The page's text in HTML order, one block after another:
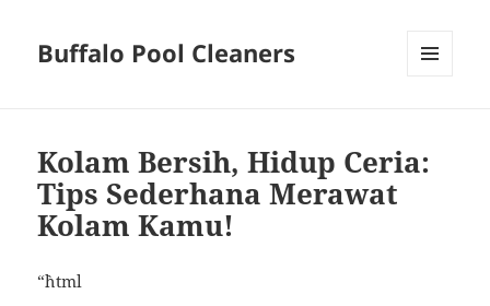
Buffalo Pool Cleaners
Kolam Bersih, Hidup Ceria:
Tips Sederhana Merawat
Kolam Kamu!
“`html